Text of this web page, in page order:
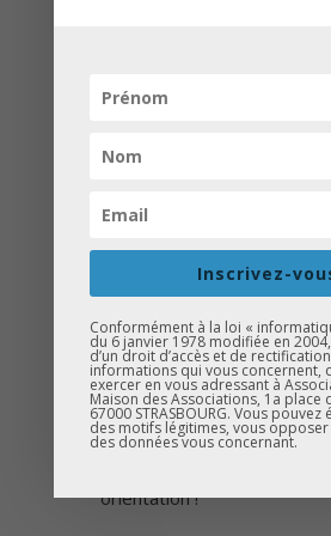
Le 4 mars, pour notre
collègue du Haut-Rhin au
Bourtzwillerà Mulhouse.
Entre l’animation de notre
et les échanges sur notre
d’information, nous
de rencontrer près de230
orientation !
Inscrivez-
Conformément à la loi «
du 6 janvier 1978 modifiée en
d’un droit d’accès et de
informations qui vous concernent,
exercer en vous adressant à
Maison des Associations, 1a place
67000 STRASBOURG. Vous
des motifs légitimes, vous
des données vous concernant.